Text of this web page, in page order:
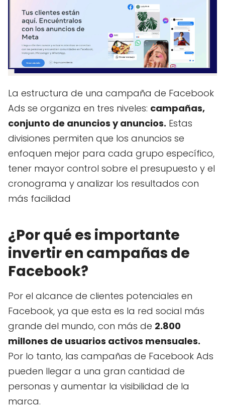
La estructura de una campaña de Facebook
Ads se organiza en tres niveles: campañas,
conjunto de anuncios y anuncios. Estas
divisiones permiten que los anuncios se
enfoquen mejor para cada grupo específico,
tener mayor control sobre el presupuesto y el
cronograma y analizar los resultados con
más facilidad
¿Por qué es importante
invertir en campañas de
Facebook?
Por el alcance de clientes potenciales en
Facebook, ya que esta es la red social más
grande del mundo, con más de 2.800
millones de usuarios activos mensuales.
Por lo tanto, las campañas de Facebook Ads
pueden llegar a una gran cantidad de
personas y aumentar la visibilidad de la
marca.